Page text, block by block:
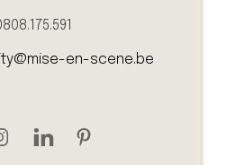
en-scene.be